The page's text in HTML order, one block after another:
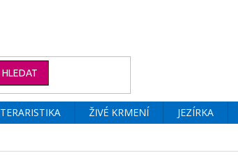
HLEDAT
TERARISTIKA ŽIVÉ KRMENÍ JEZÍRKA